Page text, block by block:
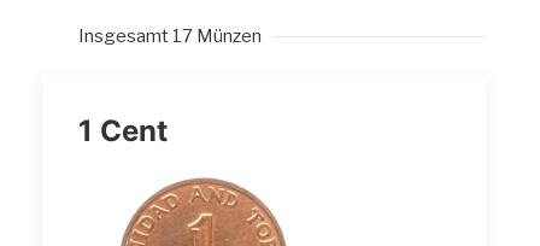
Insgesamt 17 Münzen
1 Cent